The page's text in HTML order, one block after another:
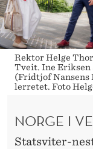
Rektor Helge
Tveit. Ine Eriksen
(Fridtjof Nansens
lerretet. Foto
NORGE I
Statsviter-